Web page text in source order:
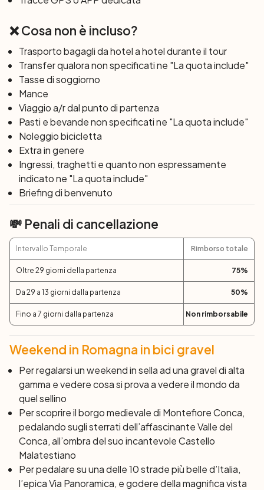
borghi è divenuta una delle 10 strade più belle d’Italia.
Fiorenzuola di Focara, arriverete a Gabicce Monte,
denominato ilBalcone sulla Romagna , dove potrete
godere di una bellissima vista panoramica assaporando
una deliziosa piadina con i sardonici grigliati. Termine dei
servizi e partenza individuale.
❌ Cosa non è incluso?
Trasporto bagagli da hotel a hotel durante il tour
Transfer qualora non specificati ne "La quota include"
Tasse di soggiorno
Mance
Viaggio a/r dal punto di partenza
Pasti e bevande non specificati ne "La quota include"
Noleggio bicicletta
Extra in genere
Ingressi, traghetti e quanto non espressamente
indicato ne "La quota include"
Briefing di benvenuto
💸 Penali di cancellazione
Intervallo Temporale Rimborso totale
Oltre 29 giorni della partenza 75%
Da 29 a 13 giorni dalla partenza 50%
Fino a 7 giorni dalla partenza Non rimborsabile
Weekend in Romagna in bici gravel
Per regalarsi un weekend in sella ad una gravel di alta
gamma e vedere cosa si prova a vedere il mondo da
quel sellino
Per scoprire il borgo medievale di Montefiore Conca,
pedalando sugli sterrati dell’affascinante Valle del
Conca, all’ombra del suo incantevole Castello
Malatestiano
Per pedalare su una delle 10 strade più belle d’Italia,
l’epica Via Panoramica, e godere della magnifica vista